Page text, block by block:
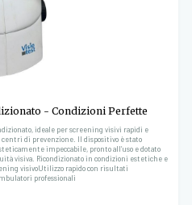
- Condizioni Perfette
ideale per screening visivi rapidi e
di prevenzione. Il dispositivo è stato
impeccabile, pronto all’uso e dotato
visiva. Ricondizionato in condizioni estetiche e
visivoUtilizzo rapido con risultati
professionali